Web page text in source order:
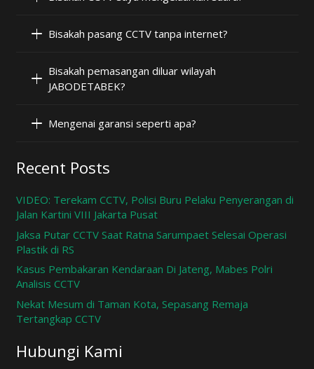
Bisakah pasang CCTV tanpa internet?
Bisakah pemasangan diluar wilayah
JABODETABEK?
Mengenai garansi seperti apa?
Recent Posts
VIDEO: Terekam CCTV, Polisi Buru Pelaku Penyerangan di
Jalan Kartini VIII Jakarta Pusat
Jaksa Putar CCTV Saat Ratna Sarumpaet Selesai Operasi
Plastik di RS
Kasus Pembakaran Kendaraan Di Jateng, Mabes Polri
Analisis CCTV
Nekat Mesum di Taman Kota, Sepasang Remaja
Tertangkap CCTV
Hubungi Kami